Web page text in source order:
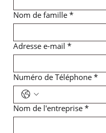
Nom de famille *
Adresse e-mail *
Numéro de Téléphone *
Nom de l'entreprise *